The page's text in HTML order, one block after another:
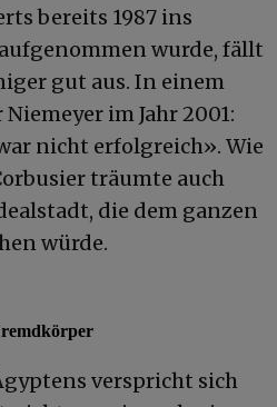
bereits 1987 ins
wurde, fällt
gut aus. In einem
im Jahr 2001:
nicht erfolgreich». Wie
träumte auch
die dem ganzen
würde.
verspricht sich